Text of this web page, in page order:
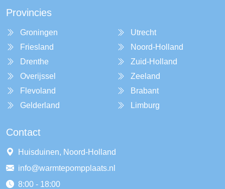
Provincies
Groningen
Friesland
Drenthe
Overijssel
Flevoland
Gelderland
Utrecht
Noord-Holland
Zuid-Holland
Zeeland
Brabant
Limburg
Contact
Huisduinen, Noord-Holland
info@warmtepompplaats.nl
8:00 - 18:00